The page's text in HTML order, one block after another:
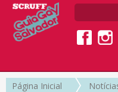
Página Inicial